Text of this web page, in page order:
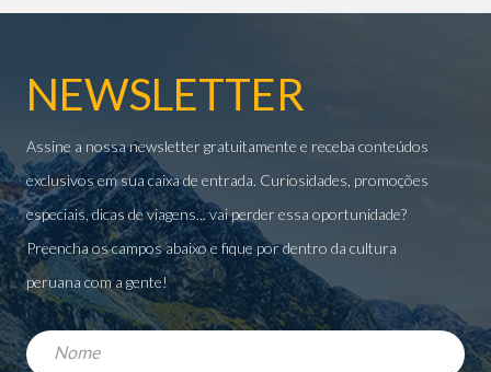
NEWSLETTER
Assine a nossa newsletter gratuitamente e receba conteúdos
exclusivos em sua caixa de entrada. Curiosidades, promoções
especiais, dicas de viagens... vai perder essa oportunidade?
Preencha os campos abaixo e fique por dentro da cultura
peruana com a gente!